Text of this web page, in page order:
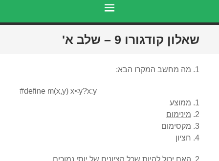
תפריט
דילוג
לתוכן
שאלון קודגורו 9 – שלב א'
1. מה מחשב המקרו הבא:
#define m(x,y) x<y?x:y
ממוצע
מינימום
מקסימום
חציון
2. האם יכול להיות שכל הציונים של יוסי נמוכים